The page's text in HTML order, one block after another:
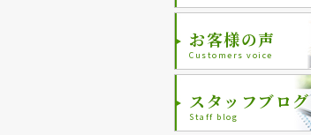
お客様の声
Customers voice
スタッフブログ
Staff blog